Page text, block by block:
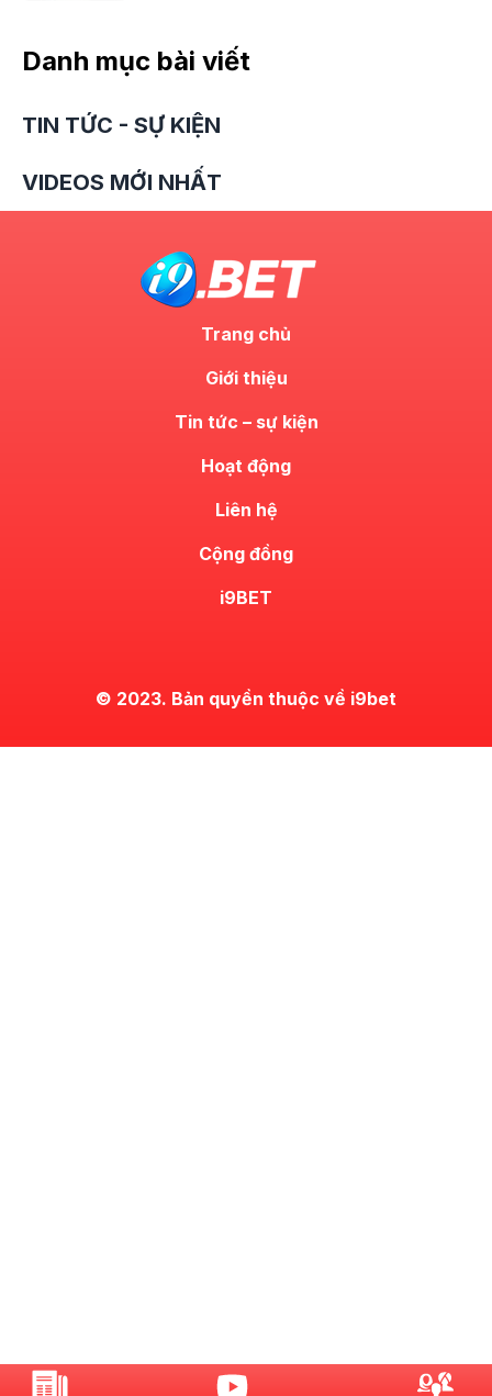
Danh mục bài viết
TIN TỨC - SỰ KIỆN
VIDEOS MỚI NHẤT
Trang chủ
Giới thiệu
Tin tức – sự kiện
Hoạt động
Liên hệ
Cộng đồng
i9BET
© 2023. Bản quyền thuộc về i9bet